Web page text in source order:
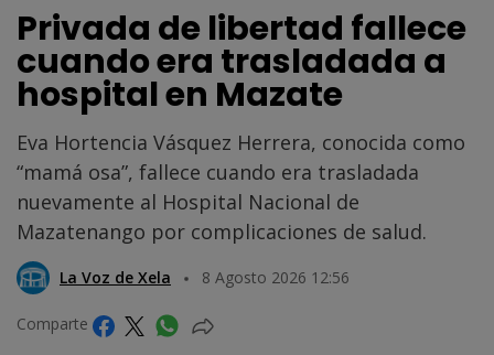
Privada de libertad fallece
cuando era trasladada a
hospital en Mazate
Eva Hortencia Vásquez Herrera, conocida como
“mamá osa”, fallece cuando era trasladada
nuevamente al Hospital Nacional de
Mazatenango por complicaciones de salud.
La Voz de Xela 8 Agosto 2026 12:56
Comparte